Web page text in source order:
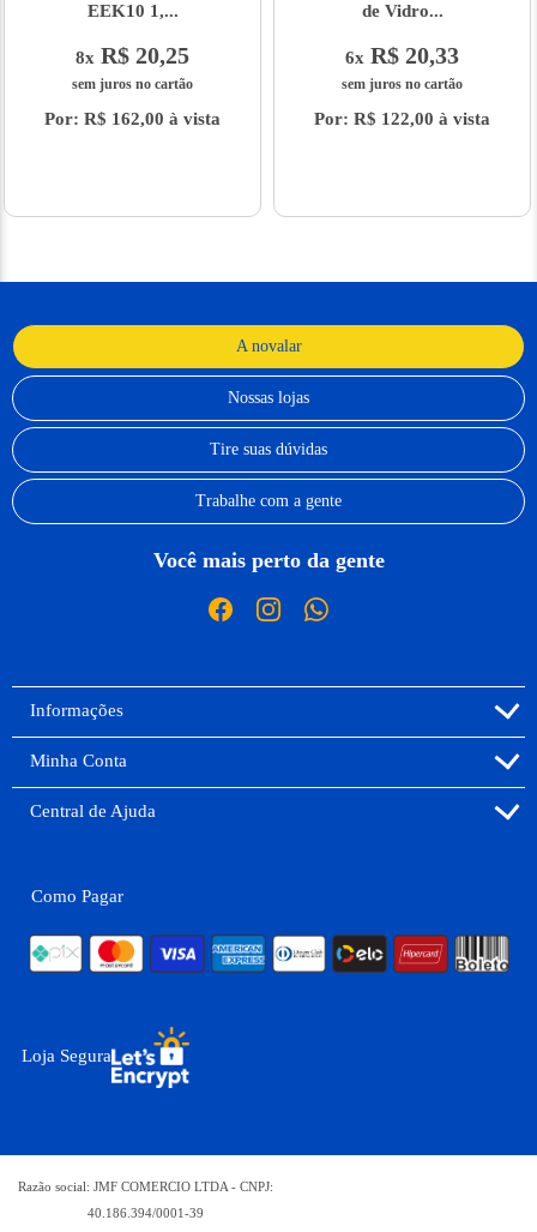
EEK10 1,...
8x R$ 20,25
sem juros no cartão
Por: R$ 162,00 à vista
de Vidro...
6x R$ 20,33
sem juros no cartão
Por: R$ 122,00 à vista
A novalar
Nossas lojas
Tire suas dúvidas
Trabalhe com a gente
Você mais perto da gente
Informações
Minha Conta
Central de Ajuda
Como Pagar
Loja Segura
Razão social: JMF COMERCIO LTDA - CNPJ:
40.186.394/0001-39